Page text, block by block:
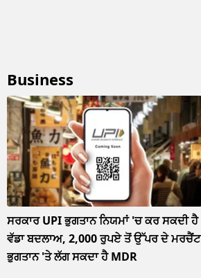
Business
ਸਰਕਾਰ UPI ਭੁਗਤਾਨ ਨਿਯਮਾਂ 'ਚ ਕਰ ਸਕਦੀ ਹੈ
ਵੱਡਾ ਬਦਲਾਅ, 2,000 ਰੁਪਏ ਤੋਂ ਉੱਪਰ ਦੇ ਮਰਚੈਂਟ
ਭੁਗਤਾਨ 'ਤੇ ਲੱਗ ਸਕਦਾ ਹੈ MDR